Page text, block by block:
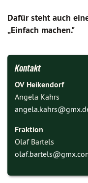
Dafür steht auch
„Einfach machen."
Kontakt
OV Heikendorf
Angela Kahrs
angela.kahrs@
Fraktion
Olaf Bartels
olaf.bartels@